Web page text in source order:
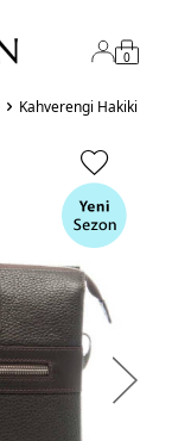
0
Kahverengi Hakiki Deri